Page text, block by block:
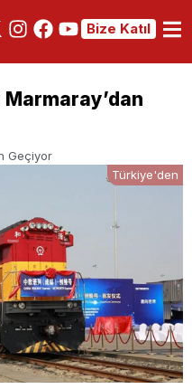
Bize Katıl
Marmaray’dan
Geçiyor
Türkiye'den